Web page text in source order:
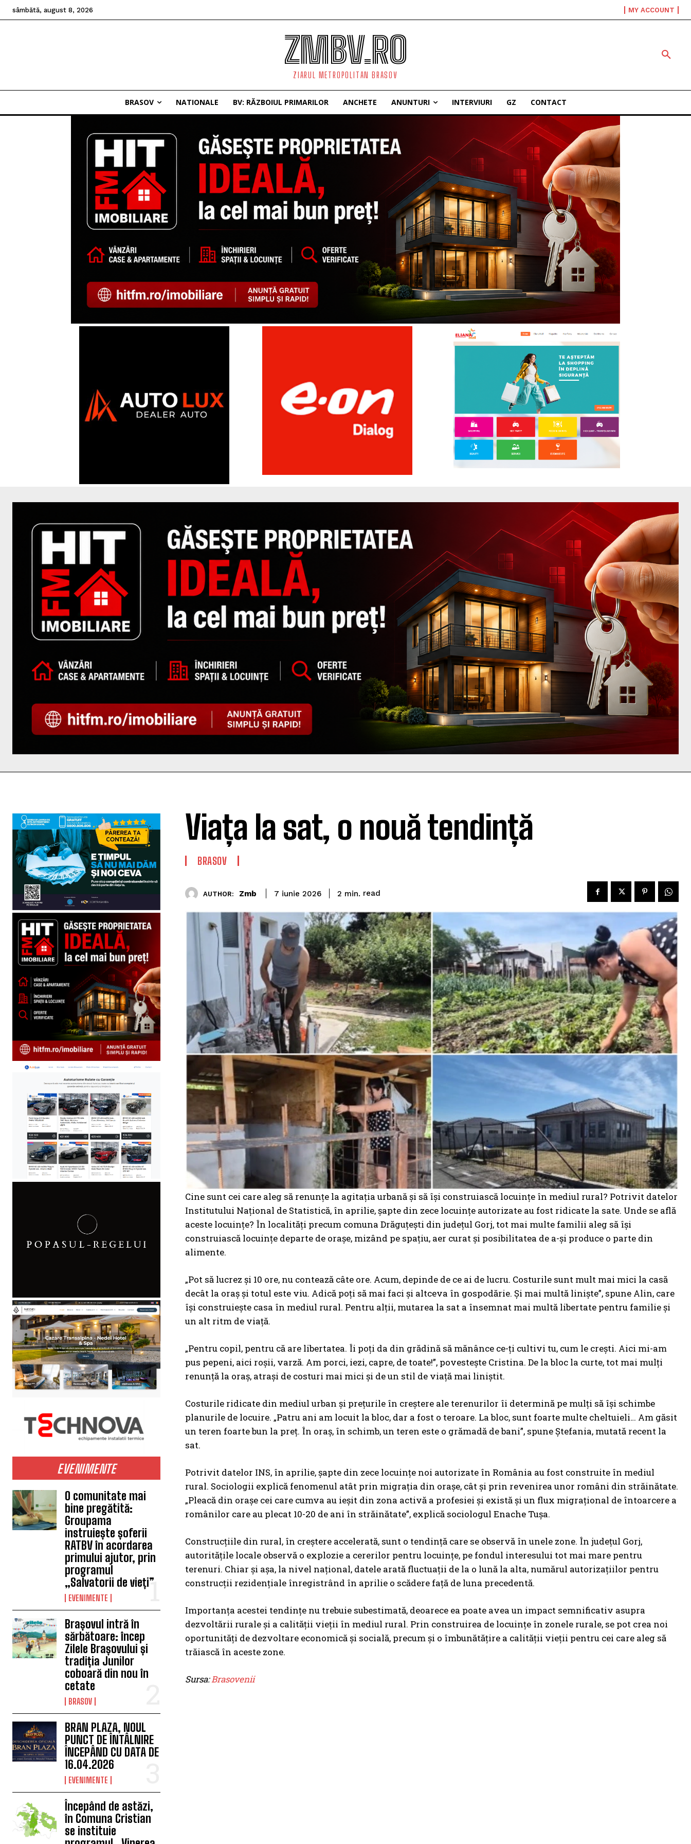
sâmbătă, august 8, 2026 MY ACCOUNT
ZMBV.RO
ZIARUL METROPOLITAN BRASOV
BRASOV NATIONALE BV: RĂZBOIUL PRIMARILOR ANCHETE ANUNTURI INTERVIURI GZ CONTACT
EVENIMENTE
O comunitate mai
bine pregătită:
Groupama
instruiește șoferii
RATBV în acordarea
primului ajutor, prin
programul
„Salvatorii de vieți”
EVENIMENTE
Brașovul intră în
sărbătoare: încep
Zilele Brașovului și
tradiția Junilor
coboară din nou în
cetate
BRASOV
BRAN PLAZA, NOUL
PUNCT DE ÎNTÂLNIRE
ÎNCEPÂND CU DATA DE
16.04.2026
EVENIMENTE
Începând de astăzi,
în Comuna Cristian
se instituie
Viața la sat, o nouă tendință
BRASOV
AUTHOR: Zmb 7 iunie 2026 2 min. read
Cine sunt cei care aleg să renunțe la agitația urbană și să își construiască locuințe în mediul rural? Potrivit datelor
Institutului Național de Statistică, în aprilie, șapte din zece locuințe autorizate au fost ridicate la sate. Unde se află
aceste locuințe? În localități precum comuna Drăguțești din județul Gorj, tot mai multe familii aleg să își
construiască locuințe departe de orașe, mizând pe spațiu, aer curat și posibilitatea de a-și produce o parte din
alimente.
„Pot să lucrez și 10 ore, nu contează câte ore. Acum, depinde de ce ai de lucru. Costurile sunt mult mai mici la casă
decât la oraș și totul este viu. Adică poți să mai faci și altceva în gospodărie. Și mai multă liniște”, spune Alin, care
își construiește casa în mediul rural. Pentru alții, mutarea la sat a însemnat mai multă libertate pentru familie și
un alt ritm de viață.
„Pentru copil, pentru că are libertatea. Îi poți da din grădină să mănânce ce-ți cultivi tu, cum le crești. Aici mi-am
pus pepeni, aici roșii, varză. Am porci, iezi, capre, de toate!”, povestește Cristina. De la bloc la curte, tot mai mulți
renunță la oraș, atrași de costuri mai mici și de un stil de viață mai liniștit.
Costurile ridicate din mediul urban și prețurile în creștere ale terenurilor îi determină pe mulți să își schimbe
planurile de locuire. „Patru ani am locuit la bloc, dar a fost o teroare. La bloc, sunt foarte multe cheltuieli… Am găsit
un teren foarte bun la preț. În oraș, în schimb, un teren este o grămadă de bani”, spune Ștefania, mutată recent la
sat.
Potrivit datelor INS, în aprilie, șapte din zece locuințe noi autorizate în România au fost construite în mediul
rural. Sociologii explică fenomenul atât prin migrația din orașe, cât și prin revenirea unor români din străinătate.
„Pleacă din orașe cei care cumva au ieșit din zona activă a profesiei și există și un flux migrațional de întoarcere a
românilor care au plecat 10-20 de ani în străinătate”, explică sociologul Enache Tușa.
Construcțiile din rural, în creștere accelerată, sunt o tendință care se observă în unele zone. În județul Gorj,
autoritățile locale observă o explozie a cererilor pentru locuințe, pe fondul interesului tot mai mare pentru
terenuri. Chiar și așa, la nivel național, datele arată fluctuații de la o lună la alta, numărul autorizațiilor pentru
construcții rezidențiale înregistrând în aprilie o scădere față de luna precedentă.
Importanța acestei tendințe nu trebuie subestimată, deoarece ea poate avea un impact semnificativ asupra
dezvoltării rurale și a calității vieții în mediul rural. Prin construirea de locuințe în zonele rurale, se pot crea noi
oportunități de dezvoltare economică și socială, precum și o îmbunătățire a calității vieții pentru cei care aleg să
trăiască în aceste zone.
Sursa:Brasovenii